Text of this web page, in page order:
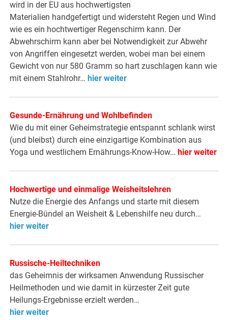
wird in der EU aus hochwertigsten
Materialien handgefertigt und widersteht Regen und Wind
wie es ein hochtwertiger Regenschirm kann. Der
Abwehrschirm kann aber bei Notwendigkeit zur Abwehr
von Angriffen eingesetzt werden, wobei man bei einem
Gewicht von nur 580 Gramm so hart zuschlagen kann wie
mit einem Stahlrohr… hier weiter
Gesunde-Ernährung und Wohlbefinden
Wie du mit einer Geheimstrategie entspannt schlank wirst
(und bleibst) durch eine einzigartige Kombination aus
Yoga und westlichem Ernährungs-Know-How… hier weiter
Hochwertige und einmalige Weisheitslehren
Nutze die Energie des Anfangs und starte mit diesem
Energie-Bündel an Weisheit & Lebenshilfe neu durch…
hier weiter
Russische-Heiltechniken
das Geheimnis der wirksamen Anwendung Russischer
Heilmethoden und wie damit in kürzester Zeit gute
Heilungs-Ergebnisse erzielt werden…
hier weiter